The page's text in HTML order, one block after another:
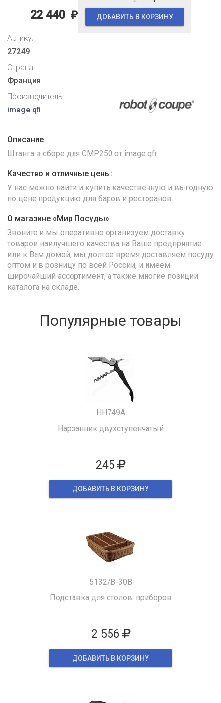
22 440 ДОБАВИТЬ В КОРЗИНУ
Артикул
27249
Страна
Франция
Производитель
image qfi
Описание
Штанга в сборе для CMP250 от image qfi
Качество и отличные цены:
У нас можно найти и купить качественную и выгодную
по цене продукцию для баров и ресторанов.
О магазине «Мир Посуды»:
Звоните и мы оперативно организуем доставку
товаров наилучшего качества на Ваше предприятие
или к Вам домой, мы долгое время доставляем посуду
оптом и в розницу по всей России, и имеем
широчайший ассортимент, а также многие позиции
каталога на складе.
Популярные товары
HH749A
Нарзанник двухступенчатый
245
ДОБАВИТЬ В КОРЗИНУ
5132/B-30B
Подставка для столов. приборов
2 556
ДОБАВИТЬ В КОРЗИНУ